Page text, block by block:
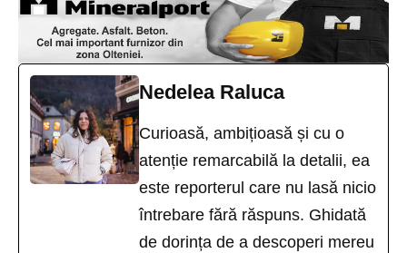
Nedelea Raluca
Curioasă, ambițioasă și cu o
atenție remarcabilă la detalii, ea
este reporterul care nu lasă nicio
întrebare fără răspuns. Ghidată
de dorința de a descoperi mereu